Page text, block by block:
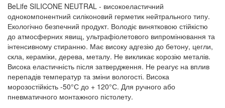
BeLife SILICONE NEUTRAL - високоеластичний
однокомпонентний силіконовий герметик нейтрального типу.
Екологічно безпечний продукт. Володіє винятковою стійкістю
до атмосферних явищ, ультрафіолетового випромінювання та
інтенсивному стиранню. Має високу адгезію до бетону, цегли,
скла, кераміки, дерева, металу. Не викликає корозію металів.
Висока еластичність після затвердження. Не реагує на вплив
перепадів температур та зміни вологості. Висока
морозостійкість -50°С до + 120°С. Для ручного або
пневматичного монтажного пістолету.